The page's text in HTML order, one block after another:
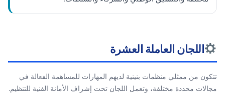
اللجان العاملة العشرة
تتكون من ممثلي منظمات بنينية لديهم المهارات للمساهمة الفعالة في
مجالات محددة مختلفة، وتعمل اللجان تحت إشراف الأمانة الفنية للتنظيم.